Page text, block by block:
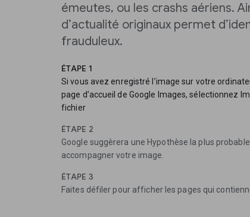
émeutes, ou les crashs aériens.
d’actualité originaux permet
frauduleux.
ÉTAPE 1
Si vous avez enregistré l’image sur votre
page d’accueil de Google Images, sélectionnez
fichier
ÉTAPE 2
Google suggèrera une Hypothèse la plus
accompagner votre image.
ÉTAPE 3
Faites défiler pour afficher les pages qui